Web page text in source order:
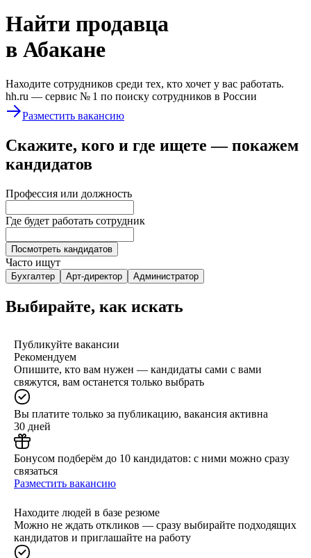
Найти продавца
в Абакане
Находите сотрудников среди тех, кто хочет у вас работать.
hh.ru — сервис № 1 по поиску сотрудников в России
Разместить вакансию
Скажите, кого и где ищете — покажем
кандидатов
Профессия или должность
Где будет работать сотрудник
Посмотреть кандидатов
Часто ищут
Бухгалтер Арт-директор Администратор
Выбирайте, как искать
Публикуйте вакансии
Рекомендуем
Опишите, кто вам нужен — кандидаты сами с вами
свяжутся, вам останется только выбрать
Вы платите только за публикацию, вакансия активна
30 дней
Бонусом подберём до 10 кандидатов: с ними можно сразу
связаться
Разместить вакансию
Находите людей в базе резюме
Можно не ждать откликов — сразу выбирайте подходящих
кандидатов и приглашайте на работу